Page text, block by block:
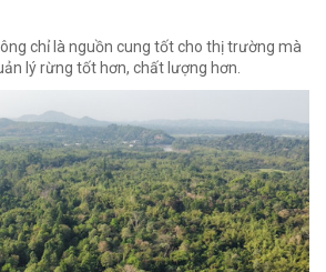
chỉ là nguồn cung tốt cho thị trường mà
lý rừng tốt hơn, chất lượng hơn.